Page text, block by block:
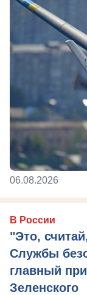
06.08.2026
В России
"Это,
Службы
главный
Зеленского